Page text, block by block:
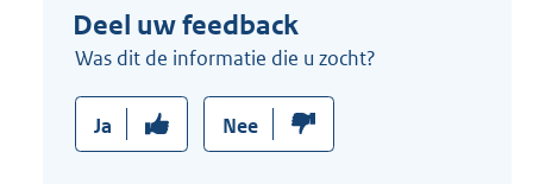
Deel uw feedback
Was dit de informatie die u zocht?
Ja Nee